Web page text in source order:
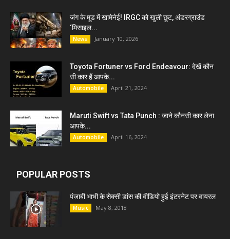
जंग के मूड में खामेनेई! IRGC को खुली छूट, अंडरग्राउंड
‘मिसाइल...
News January 10, 2026
Toyota Fortuner vs Ford Endeavour: देखें कौन
सी कार हैं आपके...
Automobile April 21, 2024
Maruti Swift vs Tata Punch : जाने कौनसी कार लेना
आपके...
Automobile April 16, 2024
POPULAR POSTS
पंजाबी भाभी के सेक्सी डांस की वीडियो हुई इंटरनेट पर वायरल
Music May 8, 2018